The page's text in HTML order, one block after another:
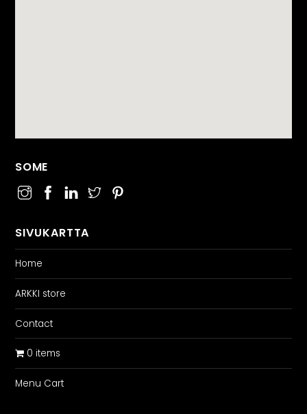
SOME
SIVUKARTTA
Home
ARKKI store
Contact
0 items
Menu Cart